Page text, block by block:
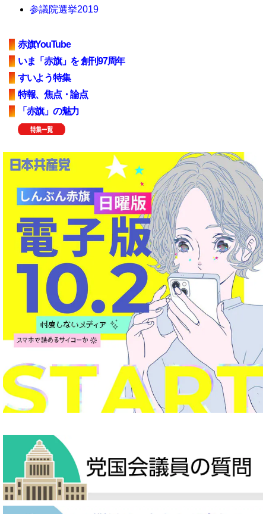
参議院選挙2019
赤旗YouTube
いま「赤旗」を 創刊97周年
すいよう特集
特報、焦点・論点
「赤旗」の魅力